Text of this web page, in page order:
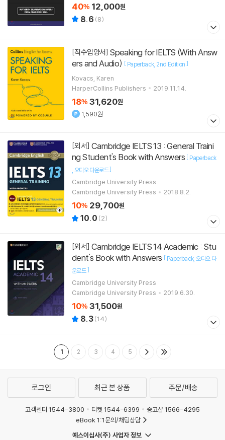
40% 12,000원
8.6 (8)
[직수입양서] Speaking for IELTS (With Answ
ers and Audio) [ Paperback 2nd Edition ]
Kovacs, Karen
HarperCollins Publishers
2019.11.14.
18% 31,620원
1,590원
[외서]
ng Student's Book with Answers [ Paperback
오디오 다운로드]
Cambridge University Press
Cambridge University Press
2018.8.2.
10% 29,700원
10.0 (2)
[외서]
dent's Book with Answers [ Paperback 오디오 다
운로드]
Cambridge University Press
Cambridge University Press
2019.6.30.
10% 31,500원
8.3(14)
1 2 3 4 5
로그인 최근 본 상품 주문/배송
고객센터 1544-3800 티켓 1544-6399
중고샵 1566-4295
eBook 1:1문의/채팅상담
예스이십사(주) 사업자 정보